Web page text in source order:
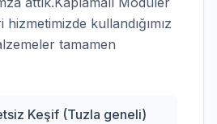
hizmetimizde kullandığımız
tamamen
Keşif (Tuzla geneli)